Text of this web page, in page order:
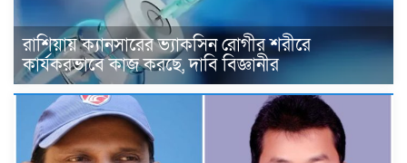
রাশিয়ায় ক্যানসারের ভ্যাকসিন রোগীর শরীরে
কার্যকরভাবে কাজ করছে, দাবি বিজ্ঞানীর